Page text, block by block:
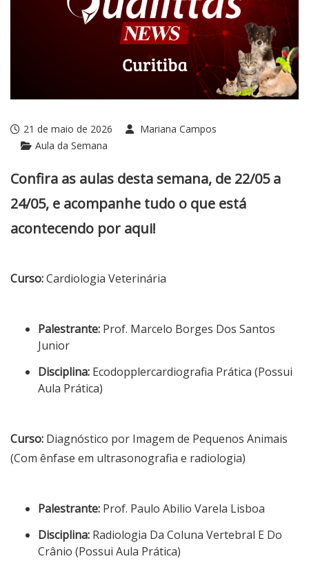
21 de maio de 2026
Mariana Campos
Aula da Semana
Confira as aulas desta semana, de 22/05 a
24/05, e acompanhe tudo o que está
acontecendo por aqui!
Curso:Cardiologia Veterinária
Palestrante: Prof. Marcelo Borges Dos Santos
Junior
Disciplina: Ecodopplercardiografia Prática (Possui
Aula Prática)
Curso: Diagnóstico por Imagem de Pequenos Animais
(Com ênfase em ultrasonografia e radiologia)
Palestrante: Prof. Paulo Abilio Varela Lisboa
Disciplina: Radiologia Da Coluna Vertebral E Do
Crânio (Possui Aula Prática)